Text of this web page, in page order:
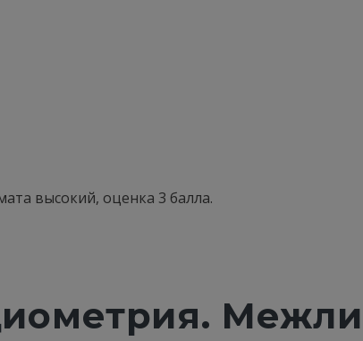
высокий, оценка 3 балла.